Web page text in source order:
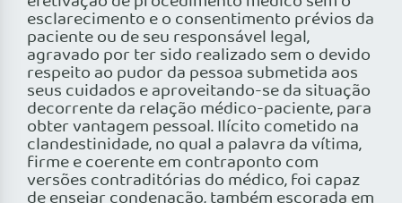
esclarecimento e o consentimento prévios da
paciente ou de seu responsável legal,
agravado por ter sido realizado sem o devido
respeito ao pudor da pessoa submetida aos
seus cuidados e aproveitando-se da situação
decorrente da relação médico-paciente, para
obter vantagem pessoal. Ilícito cometido na
clandestinidade, no qual a palavra da vítima,
firme e coerente em contraponto com
versões contraditórias do médico, foi capaz